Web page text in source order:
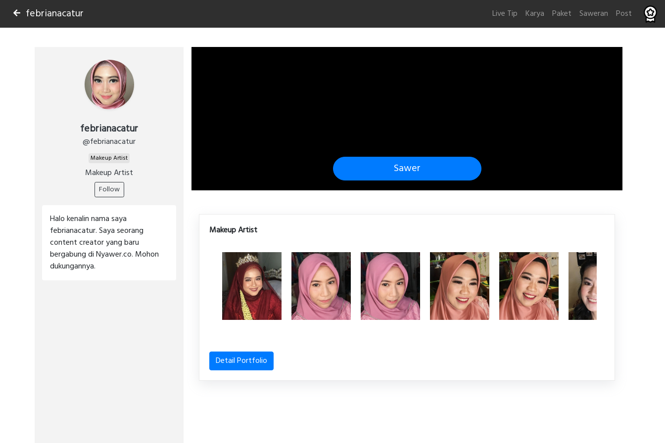
febrianacatur Live Tip Karya Paket Saweran Post
febrianacatur
@febrianacatur
Makeup Artist
Makeup Artist
Follow
Halo kenalin nama saya
febrianacatur. Saya seorang
content creator yang baru
bergabung di Nyawer.co. Mohon
dukungannya.
Sawer
Makeup Artist
Detail Portfolio